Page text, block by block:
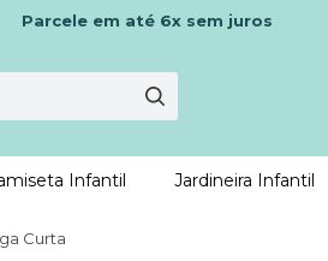
Parcele em até 6x sem juros
Infantil Jardineira Infantil
Curta